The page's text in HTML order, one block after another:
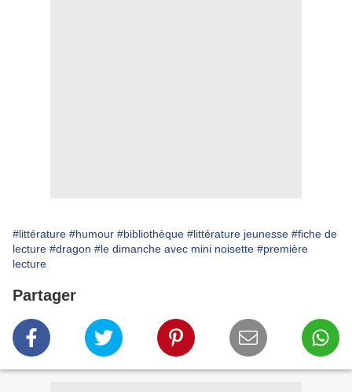
#littérature #humour #bibliothèque #littérature jeunesse #fiche de
lecture #dragon #le dimanche avec mini noisette #première
lecture
Partager